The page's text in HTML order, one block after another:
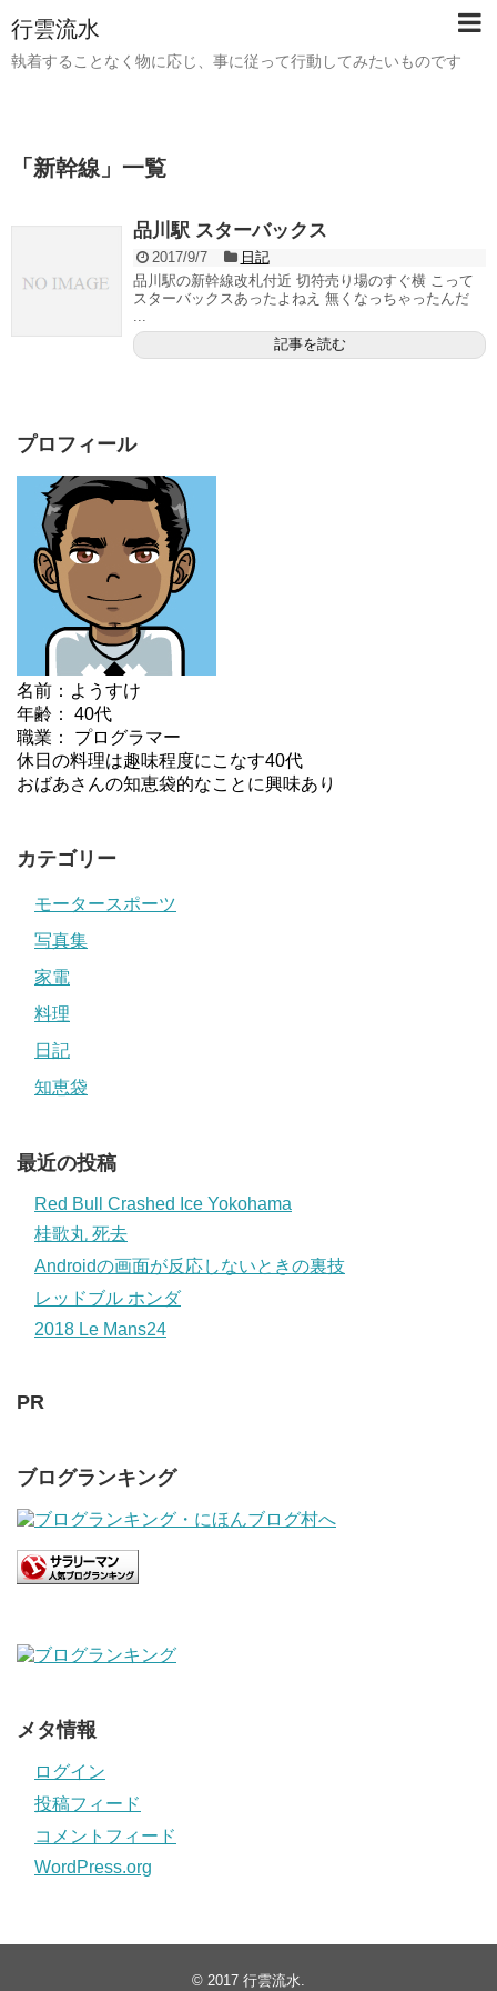
行雲流水
執着することなく物に応じ、事に従って行動してみたいものです
「 新幹線 」 一覧
品川駅 スターバックス
2017/9/7
日記
品川駅の新幹線改札付近 切符売り場のすぐ横 こって
スターバックスあったよねえ 無くなっちゃったんだ
記事を読む
プロフィール
名前：ようすけ
年齢： 40代
職業： プログラマー
休日の料理は趣味程度にこなす40代
おばあさんの知恵袋的なことに興味あり
カテゴリー
モータースポーツ
写真集
家電
料理
日記
知恵袋
最近の投稿
Red Bull Crashed Ice Yokohama
桂歌丸 死去
Androidの画面が反応しないときの裏技
レッドブル ホンダ
2018 Le Mans24
PR
ブログランキング
メタ情報
ログイン
投稿フィード
コメントフィード
WordPress.org
© 2017 行雲流水